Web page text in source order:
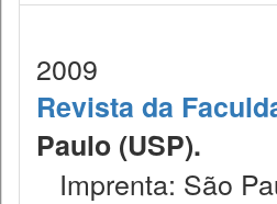
2009
Revista da
Paulo (USP).
Imprenta: São